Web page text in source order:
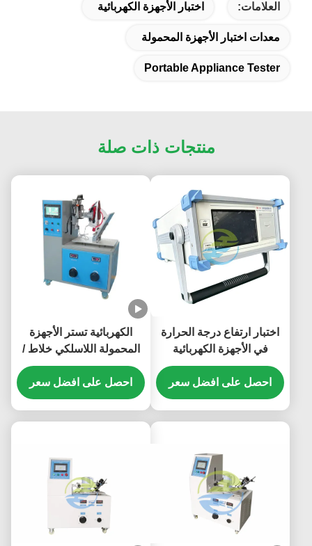
العلامات: اختبار الأجهزة الكهربائية
معدات اختبار الأجهزة المحمولة
Portable Appliance Tester
منتجات ذات صلة
اختبار ارتفاع درجة الحرارة
في الأجهزة الكهربائية
والقياس الحراري
احصل على افضل سعر
الكهربائية تستر الأجهزة
المحمولة اللاسلكي خلاط /
حديد / أباريق إدراج وسحب
اختبار التحمل
احصل على افضل سعر